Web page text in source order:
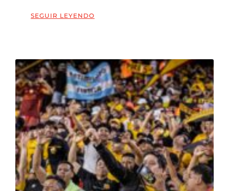
SEGUIR LEYENDO